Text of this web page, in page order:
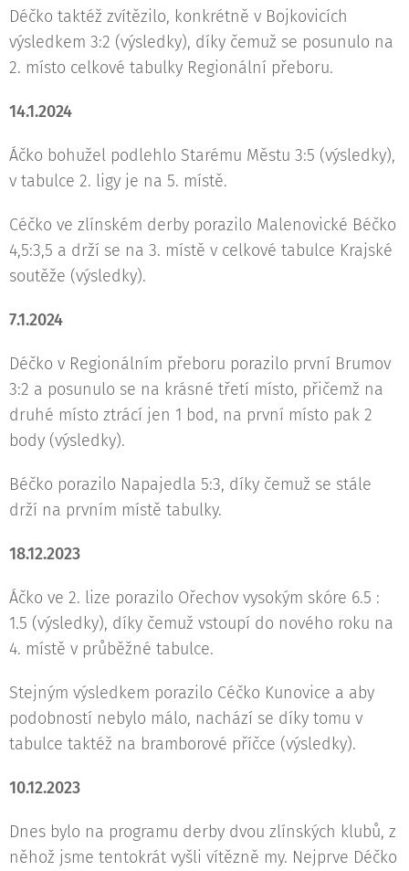
Déčko taktéž zvítězilo, konkrétně v Bojkovicích
výsledkem 3:2 (výsledky), díky čemuž se posunulo na
2. místo celkové tabulky Regionální přeboru.
14.1.2024
Áčko bohužel podlehlo Starému Městu 3:5 (výsledky),
v tabulce 2. ligy je na 5. místě.
Céčko ve zlínském derby porazilo Malenovické Béčko
4,5:3,5 a drží se na 3. místě v celkové tabulce Krajské
soutěže (výsledky).
7.1.2024
Déčko v Regionálním přeboru porazilo první Brumov
3:2 a posunulo se na krásné třetí místo, přičemž na
druhé místo ztrácí jen 1 bod, na první místo pak 2
body (výsledky).
Béčko porazilo Napajedla 5:3, díky čemuž se stále
drží na prvním místě tabulky.
18.12.2023
Áčko ve 2. lize porazilo Ořechov vysokým skóre 6.5 :
1.5 (výsledky), díky čemuž vstoupí do nového roku na
4. místě v průběžné tabulce.
Stejným výsledkem porazilo Céčko Kunovice a aby
podobností nebylo málo, nachází se díky tomu v
tabulce taktéž na bramborové příčce (výsledky).
10.12.2023
Dnes bylo na programu derby dvou zlínských klubů, z
něhož jsme tentokrát vyšli vítězně my. Nejprve Déčko